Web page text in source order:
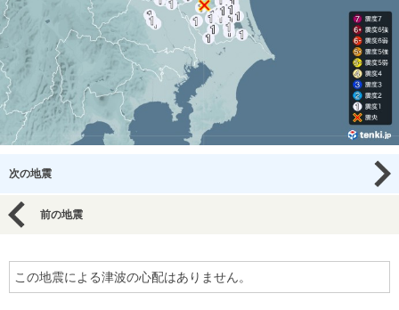
次の地震
前の地震
この地震による津波の心配はありません。